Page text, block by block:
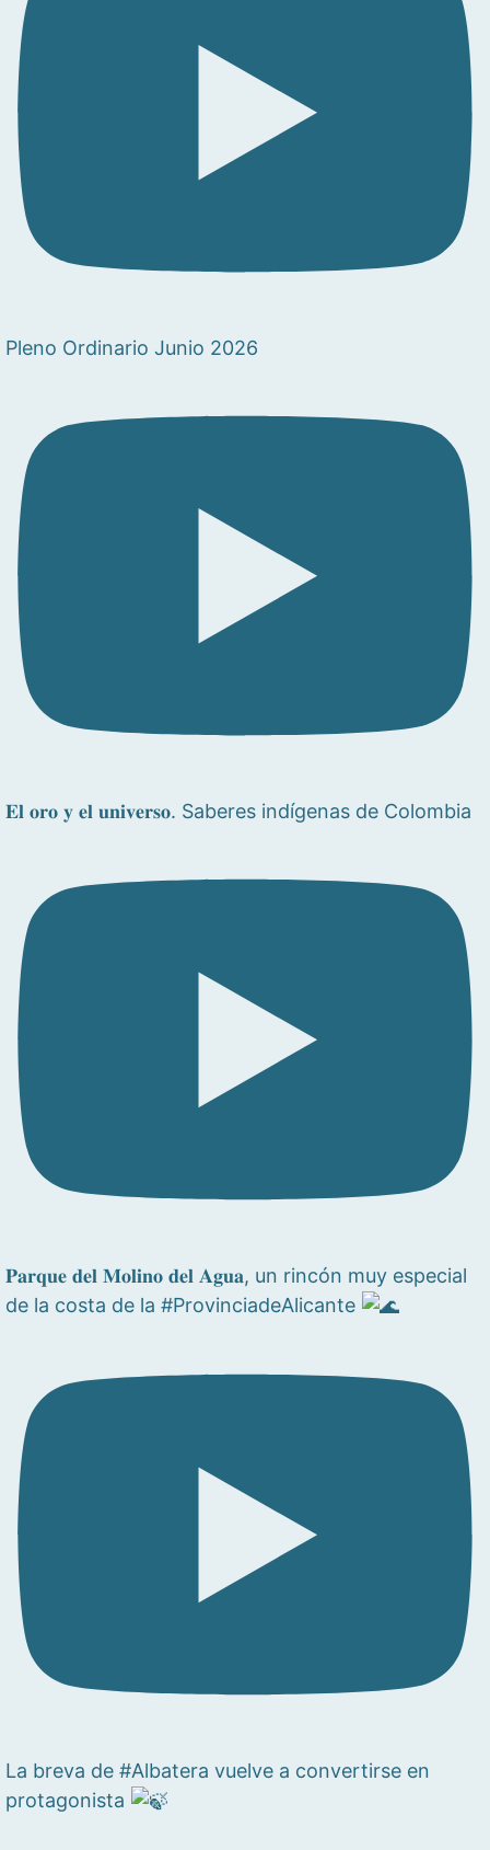
Pleno Ordinario Junio 2026
𝐄𝐥 𝐨𝐫𝐨 𝐲 𝐞𝐥 𝐮𝐧𝐢𝐯𝐞𝐫𝐬𝐨. Saberes indígenas de Colombia
𝐏𝐚𝐫𝐪𝐮𝐞 𝐝𝐞𝐥 𝐌𝐨𝐥𝐢𝐧𝐨 𝐝𝐞𝐥 𝐀𝐠𝐮𝐚, un rincón muy especial
de la costa de la #ProvinciadeAlicante
La breva de #Albatera vuelve a convertirse en
protagonista